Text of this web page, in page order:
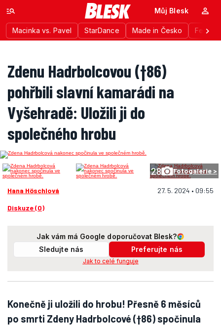
Macinka vs. Pavel StarDance Made in Česko
Můj Blesk
Zdenu Hadrbolcovou (†86)
pohřbili slavní kamarádi na
Vyšehradě: Uložili ji do
společného hrobu
28 Fotogalerie >
Hana Höschlová 27. 5. 2024 • 09:55
Diskuze (0)
Jak vám má Google doporučovat Blesk?
Sledujte nás
Preferujte nás
Jak to celé funguje
Konečně ji uložili do hrobu! Přesně 6 měsíců
po smrti Zdeny Hadrbolcové (†86) spočinula